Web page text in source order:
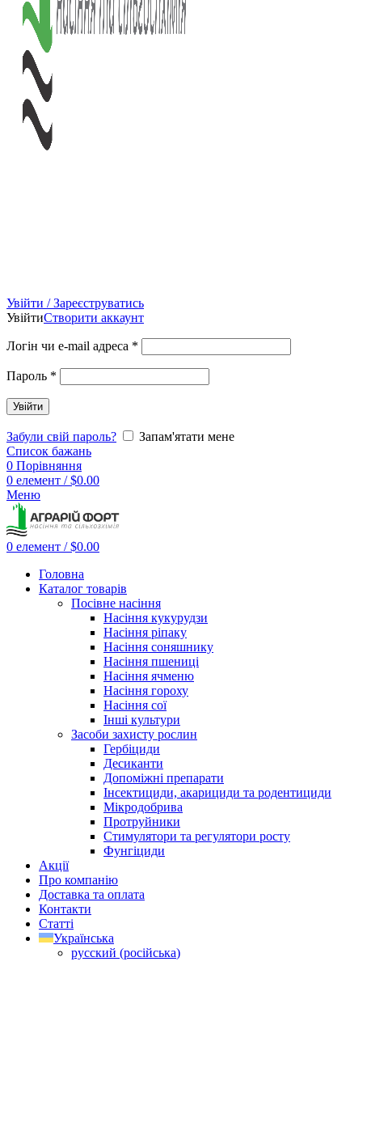
Увійти / Зареєструватись
УвійтиСтворити аккаунт
Логін чи e-mail адреса *
Пароль *
Увійти
Забули свій пароль?
Запам'ятати мене
Список бажань
0 Порівняння
0 елемент / $0.00
Меню
0 елемент / $0.00
Головна
Каталог товарів
Посівне насіння
Насіння кукурудзи
Насіння ріпаку
Насіння соняшнику
Насіння пшениці
Насіння ячменю
Насіння гороху
Насіння сої
Інші культури
Засоби захисту рослин
Гербіциди
Десиканти
Допоміжні препарати
Інсектициди, акарициди та родентициди
Мікродобрива
Протруйники
Стимулятори та регулятори росту
Фунгіциди
Акції
Про компанію
Доставка та оплата
Контакти
Статті
Українська
русский (російська)